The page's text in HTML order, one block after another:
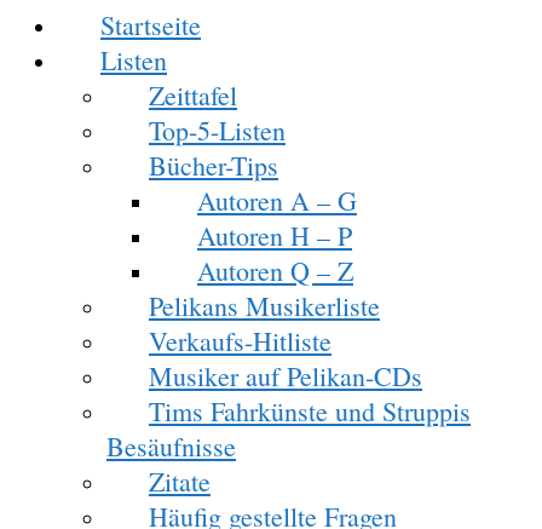
Startseite
Listen
Zeittafel
Top-5-Listen
Bücher-Tips
Autoren A – G
Autoren H – P
Autoren Q – Z
Pelikans Musikerliste
Verkaufs-Hitliste
Musiker auf Pelikan-CDs
Tims Fahrkünste und Struppis
Besäufnisse
Zitate
Häufig gestellte Fragen